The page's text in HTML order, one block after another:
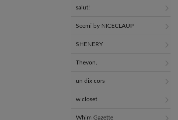
salut!
Seemi by NICECLAUP
SHENERY
Thevon.
un dix cors
w closet
Whim Gazette